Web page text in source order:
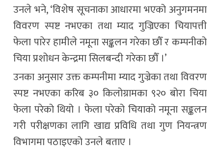
उनले भने, ‘विशेष सूचनाका आधारमा भएको अनुगमनमा
विवरण स्पष्ट नभएका तथा म्याद गुज्रिएका चियापत्ती
फेला पारेर हामीले नमूना सङ्कलन गरेका छौँ र कम्पनीको
चिया प्रशोधन केन्द्रमा सिलबन्दी गरेका छौँ ।’
उनका अनुसार उक्त कम्पनीमा म्याद गुज्रेका तथा विवरण
स्पष्ट नभएका करिब ३० किलोग्रामका ९२० बोरा चिया
फेला परेको थियो । फेला परेको चियाको नमूना सङ्कलन
गरी परीक्षणका लागि खाद्य प्रविधि तथा गुण नियन्त्रण
विभागमा पठाइएको उनले बताए ।